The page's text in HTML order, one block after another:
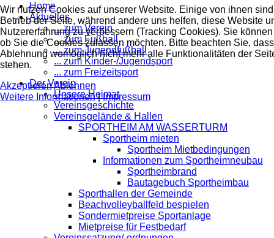
Home
Aktuelles
... zum Verein
... zum Fußball
... zum Jugendfußball
... zum Kinder-/Jugendsport
... zum Freizeitsport
Der Verein
Unsere Heimat
Vereinsgeschichte
Vereinsgelände & Hallen
SPORTHEIM AM WASSERTURM
Sportheim mieten
Sportheim Mietbedingungen
Informationen zum Sportheimneubau
Sportheimbrand
Bautagebuch Sportheimbau
Sporthallen der Gemeinde
Beachvolleyballfeld bespielen
Sondermietpreise Sportanlage
Mietpreise für Festbedarf
Wir nutzen Cookies auf unserer Website. Einige von ihnen
Betrieb der Seite, während andere uns helfen, diese Website
Nutzererfahrung zu verbessern (Tracking Cookies). Sie
ob Sie die Cookies zulassen möchten. Bitte beachten Sie,
Ablehnung womöglich nicht mehr alle Funktionalitäten der
stehen.
AkzeptierenAblehnen
Weitere Informationen|Impressum